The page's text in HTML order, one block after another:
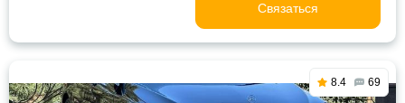
Связаться
8.4 69